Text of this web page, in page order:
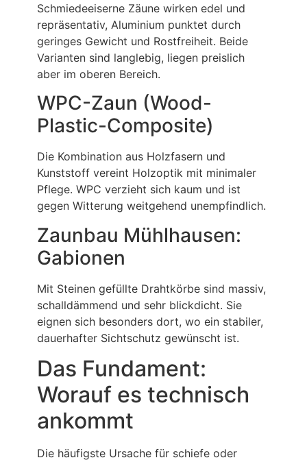
Schmiedeeiserne Zäune wirken edel und
repräsentativ, Aluminium punktet durch
geringes Gewicht und Rostfreiheit. Beide
Varianten sind langlebig, liegen preislich
aber im oberen Bereich.
WPC-Zaun (Wood-
Plastic-Composite)
Die Kombination aus Holzfasern und
Kunststoff vereint Holzoptik mit minimaler
Pflege. WPC verzieht sich kaum und ist
gegen Witterung weitgehend unempfindlich.
Zaunbau Mühlhausen:
Gabionen
Mit Steinen gefüllte Drahtkörbe sind massiv,
schalldämmend und sehr blickdicht. Sie
eignen sich besonders dort, wo ein stabiler,
dauerhafter Sichtschutz gewünscht ist.
Das Fundament:
Worauf es technisch
ankommt
Die häufigste Ursache für schiefe oder